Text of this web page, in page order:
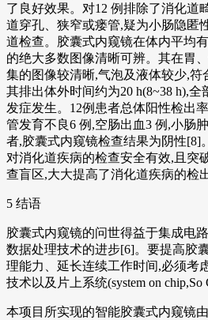
了良好效果。对12 例排除了消化道
道穿孔、狭窄或瘘管,疑为小肠隐匿
道检查。胶囊式内窥镜在体内平均
的绝大多数图像清晰可辨。其在胃
集的图像较清晰,气泡及液体较少,符
其排出体外时间约为20 h(8~38 h),
发症发生。12例患者总体阳性检出
管发育不良6 例,空肠出血3 例,小肠
者,胶囊式内窥镜检查结果为阴性[8]
对消化道疾病的检查安全有效,且突
查盲区,大大提高了消化道疾病的检
5 结语
胶囊式内窥镜的问世得益于集成电
数据处理技术的进步[6]。要提高胶
理能力、延长连续工作时间,必须考
技术以及片上系统(system on chip,So
本项目所实现的智能胶囊式内窥镜